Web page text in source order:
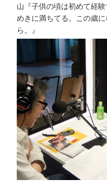
山『子供の頃は初めて経
めきに満ちてる。この歳
ら。』